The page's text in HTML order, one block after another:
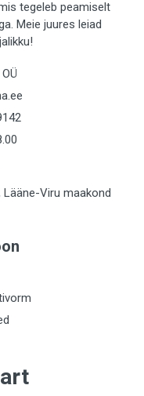
tegeleb peamiselt
Meie juures leiad
Lääne-Viru maakond